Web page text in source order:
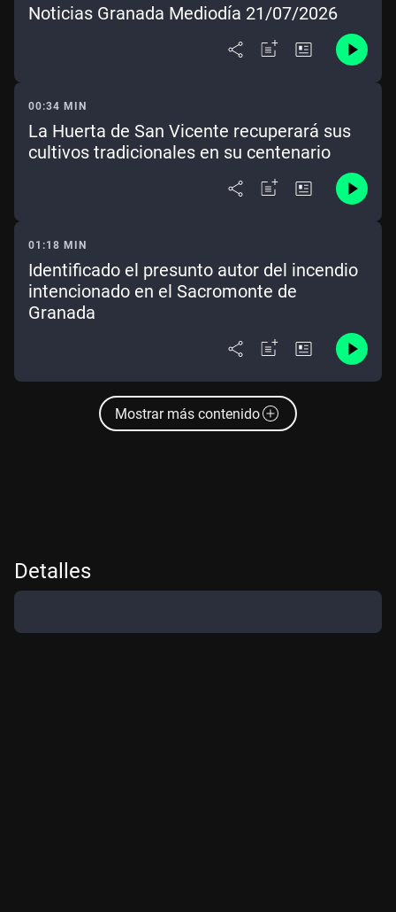
Noticias Granada Mediodía 21/07/2026
00:34 MIN
La Huerta de San Vicente recuperará sus
cultivos tradicionales en su centenario
01:18 MIN
Identificado el presunto autor del incendio
intencionado en el Sacromonte de
Granada
Mostrar más contenido
Detalles